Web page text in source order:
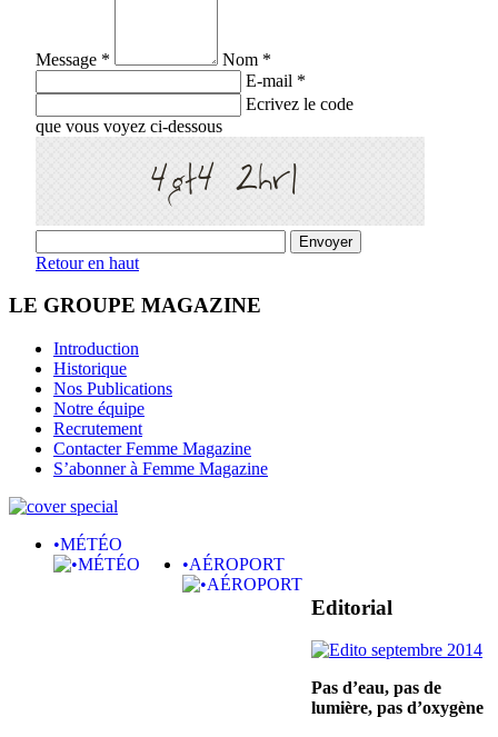
Message *
Nom *
E-mail *
Ecrivez le code
que vous voyez ci-dessous
Retour en haut
LE GROUPE MAGAZINE
Introduction
Historique
Nos Publications
Notre équipe
Recrutement
Contacter Femme Magazine
S’abonner à Femme Magazine
•MÉTÉO
•AÉROPORT
Editorial
Pas d’eau, pas de
lumière, pas d’oxygène